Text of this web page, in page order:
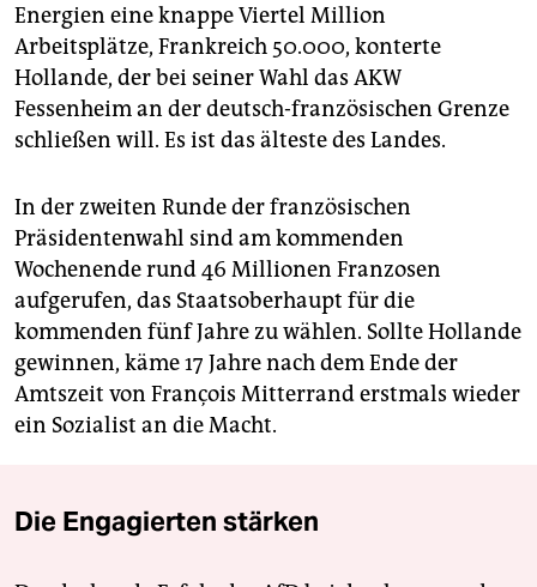
Energien eine knappe Viertel Million
Arbeitsplätze, Frankreich 50.000, konterte
Hollande, der bei seiner Wahl das AKW
Fessenheim an der deutsch-französischen Grenze
schließen will. Es ist das älteste des Landes.
In der zweiten Runde der französischen
Präsidentenwahl sind am kommenden
Wochenende rund 46 Millionen Franzosen
aufgerufen, das Staatsoberhaupt für die
kommenden fünf Jahre zu wählen. Sollte Hollande
gewinnen, käme 17 Jahre nach dem Ende der
Amtszeit von François Mitterrand erstmals wieder
ein Sozialist an die Macht.
Die Engagierten stärken